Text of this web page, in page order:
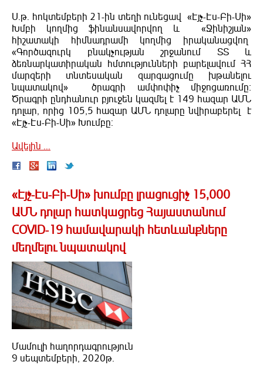
Ս.թ. հոկտեմբերի 21-ին տեղի ունեցավ «Էյչ-Էս-Բի-Սի»
Խմբի կողմից ֆինանսավորվող և «Ջինիշյան»
հիշատակի հիմնադրամի կողմից իրականացվող
«Գործազուրկ բնակչության շրջանում ՏՏ և
ձեռնարկատիրական հմտությունների բարելավում ՀՀ
մարզերի տնտեսական զարգացումը խթանելու
նպատակով» ծրագրի ամփոփիչ միջոցառումը։
Ծրագրի ընդհանուր բյուջեն կազմել է 149 հազար ԱՄՆ
դոլար, որից 105,5 հազար ԱՄՆ դոլարը նվիրաբերել է
«Էյչ-Էս-Բի-Սի» Խումբը:
Ավելին ․․․
«Էյչ-Էս-Բի-Սի» խումբը լրացուցիչ 15,000
ԱՄՆ դոլար հատկացրեց Հայաստանում
COVID-19 համավարակի հետևանքները
մեղմելու նպատակով
Մամուլի հաղորդագրություն
9 սեպտեմբերի, 2020թ.